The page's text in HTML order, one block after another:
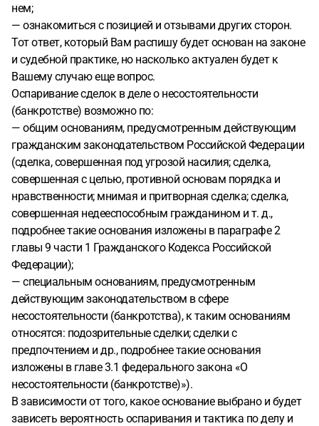
нем;
— ознакомиться с позицией и отзывами других сторон.
Тот ответ, который Вам распишу будет основан на законе
и судебной практике, но насколько актуален будет к
Вашему случаю еще вопрос.
Оспаривание сделок в деле о несостоятельности
(банкротстве) возможно по:
— общим основаниям, предусмотренным действующим
гражданским законодательством Российской Федерации
(сделка, совершенная под угрозой насилия; сделка,
совершенная с целью, противной основам порядка и
нравственности; мнимая и притворная сделка; сделка,
совершенная недееспособным гражданином и т. д.,
подробнее такие основания изложены в параграфе 2
главы 9 части 1 Гражданского Кодекса Российской
Федерации);
— специальным основаниям, предусмотренным
действующим законодательством в сфере
несостоятельности (банкротства), к таким основаниям
относятся: подозрительные сделки; сделки с
предпочтением и др., подробнее такие основания
изложены в главе 3.1 федерального закона «О
несостоятельности (банкротстве)»).
В зависимости от того, какое основание выбрано и будет
зависеть вероятность оспаривания и тактика по делу и